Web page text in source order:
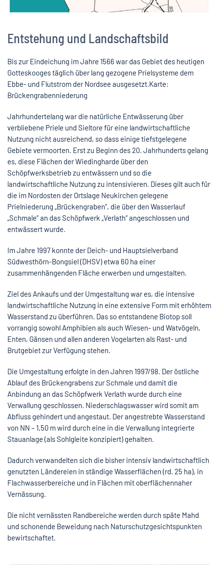
Entstehung und Landschaftsbild
Bis zur Eindeichung im Jahre 1566 war das Gebiet des heutigen
Gotteskooges täglich über lang gezogene Prielsysteme dem
Ebbe- und Flutstrom der Nordsee ausgesetzt.Karte:
Brückengrabenniederung
Jahrhundertelang war die natürliche Entwässerung über
verbliebene Priele und Sieltore für eine landwirtschaftliche
Nutzung nicht ausreichend, so dass einige tiefstgelegene
Gebiete vermoorten. Erst zu Beginn des 20. Jahrhunderts gelang
es, diese Flächen der Wiedingharde über den
Schöpfwerksbetrieb zu entwässern und so die
landwirtschaftliche Nutzung zu intensivieren. Dieses gilt auch für
die im Nordosten der Ortslage Neukirchen gelegene
Prielniederung „Brückengraben“, die über den Wasserlauf
„Schmale“ an das Schöpfwerk „Verlath“ angeschlossen und
entwässert wurde.
Im Jahre 1997 konnte der Deich- und Hauptsielverband
Südwesthörn-Bongsiel (DHSV) etwa 60 ha einer
zusammenhängenden Fläche erwerben und umgestalten.
Ziel des Ankaufs und der Umgestaltung war es, die intensive
landwirtschaftliche Nutzung in eine extensive Form mit erhöhtem
Wasserstand zu überführen. Das so entstandene Biotop soll
vorrangig sowohl Amphibien als auch Wiesen- und Watvögeln,
Enten, Gänsen und allen anderen Vogelarten als Rast- und
Brutgebiet zur Verfügung stehen.
Die Umgestaltung erfolgte in den Jahren 1997/98. Der östliche
Ablauf des Brückengrabens zur Schmale und damit die
Anbindung an das Schöpfwerk Verlath wurde durch eine
Verwallung geschlossen. Niederschlagswasser wird somit am
Abfluss gehindert und angestaut. Der angestrebte Wasserstand
von NN – 1,50 m wird durch eine in die Verwallung integrierte
Stauanlage (als Sohlgleite konzipiert) gehalten.
Dadurch verwandelten sich die bisher intensiv landwirtschaftlich
genutzten Ländereien in ständige Wasserflächen (rd. 25 ha), in
Flachwasserbereiche und in Flächen mit oberflächennaher
Vernässung.
Die nicht vernässten Randbereiche werden durch späte Mahd
und schonende Beweidung nach Naturschutzgesichtspunkten
bewirtschaftet.